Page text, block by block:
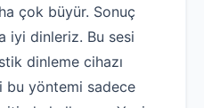
çok büyür. Sonuç
iyi dinleriz. Bu sesi
dinleme cihazı
bu yöntemi sadece